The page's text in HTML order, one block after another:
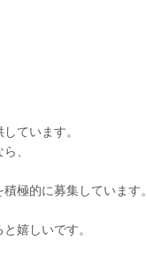
ています。
、
極的に募集しています。
嬉しいです。